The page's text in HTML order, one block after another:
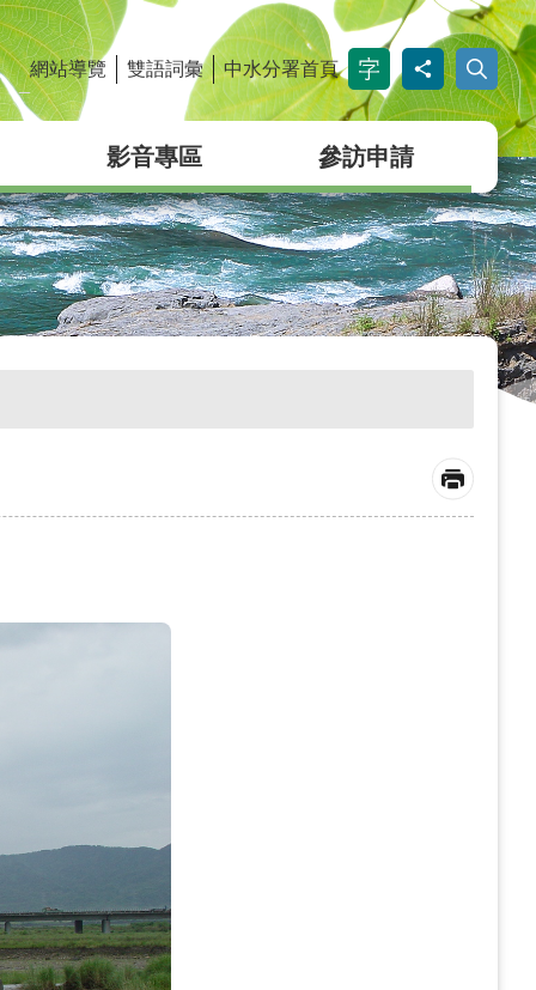
_
網站導覽 雙語詞彙 中水分署首頁
影音專區 參訪申請